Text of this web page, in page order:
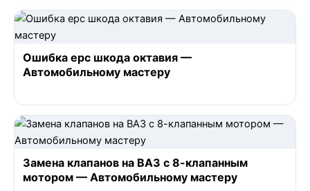
Ошибка epc шкода октавия —
Автомобильному мастеру
Замена клапанов на ВАЗ с 8-клапанным
мотором — Автомобильному мастеру